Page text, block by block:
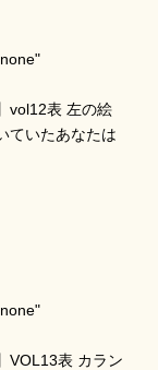
左の絵
ていたあなたは
カラン